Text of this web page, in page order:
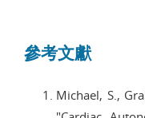
參考文獻
Michael, S.,